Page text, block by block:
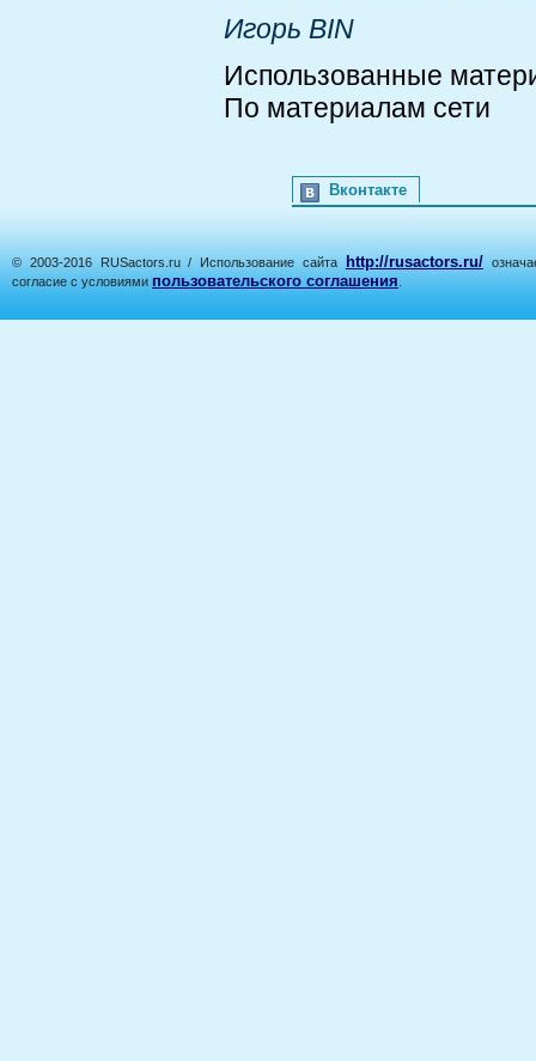
Игорь BIN
Использованные
По материалам сети
Вконтакте
© 2003-2016 RUSactors.ru / Использование сайта http://rusactors.ru/
согласие с условиями пользовательского соглашения